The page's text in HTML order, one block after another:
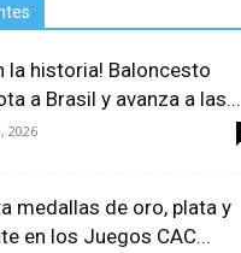
la historia! Baloncesto
a Brasil y avanza a las...
2026
medallas de oro, plata y
en los Juegos CAC...